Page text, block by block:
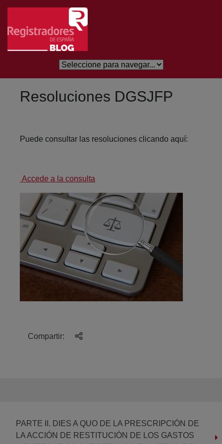
Eduki nagusira joan
Resoluciones DGSJFP
Puede consultar las resoluciones clicando aquí:
Accede a la consulta
Compartir:
PARTE II. DIES A QUO DE LA PRESCRIPCIÓN DE
LA ACCIÓN DE RESTITUCIÓN DE LOS GASTOS